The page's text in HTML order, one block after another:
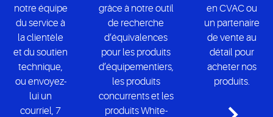
notre équipe
du service à
la clientèle
et du soutien
technique,
ou envoyez-
lui un
courriel, 7
grâce à notre outil
de recherche
d’équivalences
pour les produits
d’équipementiers,
les produits
concurrents et les
produits White-
en CVAC ou
un partenaire
de vente au
détail pour
acheter nos
produits.